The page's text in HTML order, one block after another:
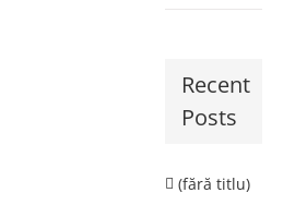
Recent
Posts
(fără titlu)